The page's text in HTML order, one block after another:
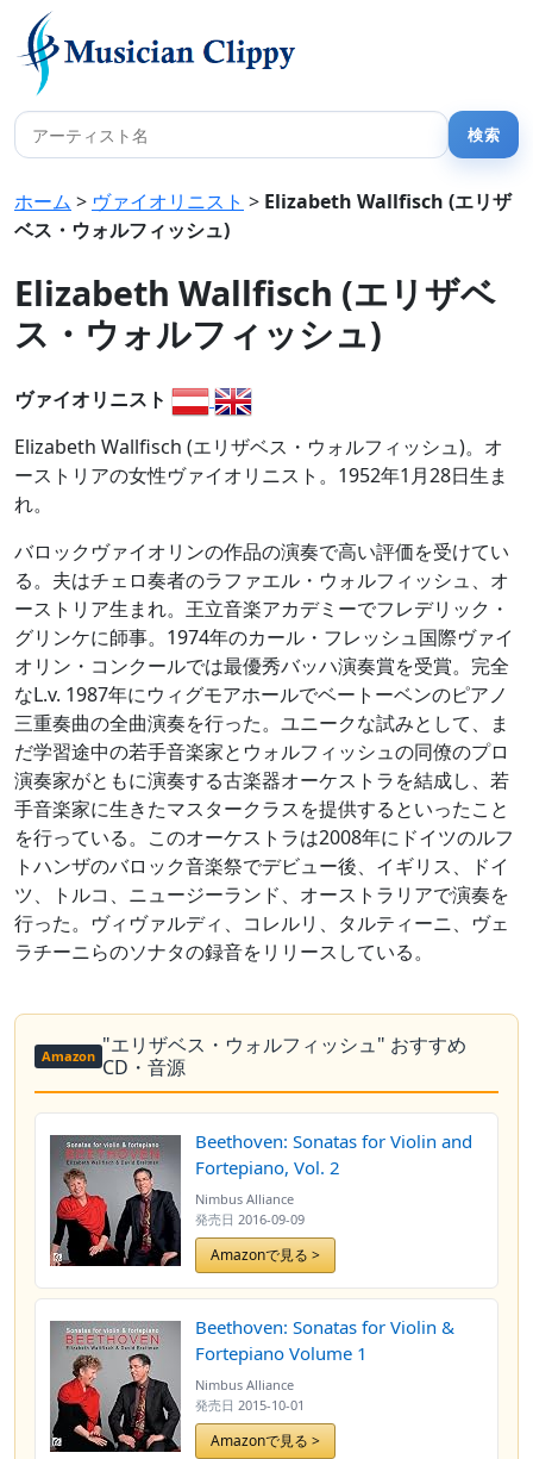
ホーム > ヴァイオリニスト > Elizabeth Wallfisch (エリザ
ベス・ウォルフィッシュ)
Elizabeth Wallfisch (エリザベ
ス・ウォルフィッシュ)
ヴァイオリニスト
Elizabeth Wallfisch (エリザベス・ウォルフィッシュ)。オ
ーストリアの女性ヴァイオリニスト。1952年1月28日生ま
れ。
バロックヴァイオリンの作品の演奏で高い評価を受けてい
る。夫はチェロ奏者のラファエル・ウォルフィッシュ、オ
ーストリア生まれ。王立音楽アカデミーでフレデリック・
グリンケに師事。1974年のカール・フレッシュ国際ヴァイ
オリン・コンクールでは最優秀バッハ演奏賞を受賞。完全
なL.v. 1987年にウィグモアホールでベートーベンのピアノ
三重奏曲の全曲演奏を行った。ユニークな試みとして、ま
だ学習途中の若手音楽家とウォルフィッシュの同僚のプロ
演奏家がともに演奏する古楽器オーケストラを結成し、若
手音楽家に生きたマスタークラスを提供するといったこと
を行っている。このオーケストラは2008年にドイツのルフ
トハンザのバロック音楽祭でデビュー後、イギリス、ドイ
ツ、トルコ、ニュージーランド、オーストラリアで演奏を
行った。ヴィヴァルディ、コレルリ、タルティーニ、ヴェ
ラチーニらのソナタの録音をリリースしている。
Amazon "エリザベス・ウォルフィッシュ" おすすめ
CD・音源
Beethoven: Sonatas for Violin and
Fortepiano, Vol. 2
Nimbus Alliance
発売日 2016-09-09
Amazonで見る >
Beethoven: Sonatas for Violin &
Fortepiano Volume 1
Nimbus Alliance
発売日 2015-10-01
Amazonで見る >